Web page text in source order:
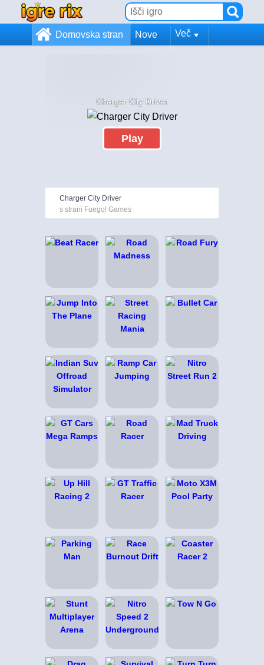
Domovska stran Nove Več
Charger City Driver
Play
Charger City Driver
s strani Fuego! Games